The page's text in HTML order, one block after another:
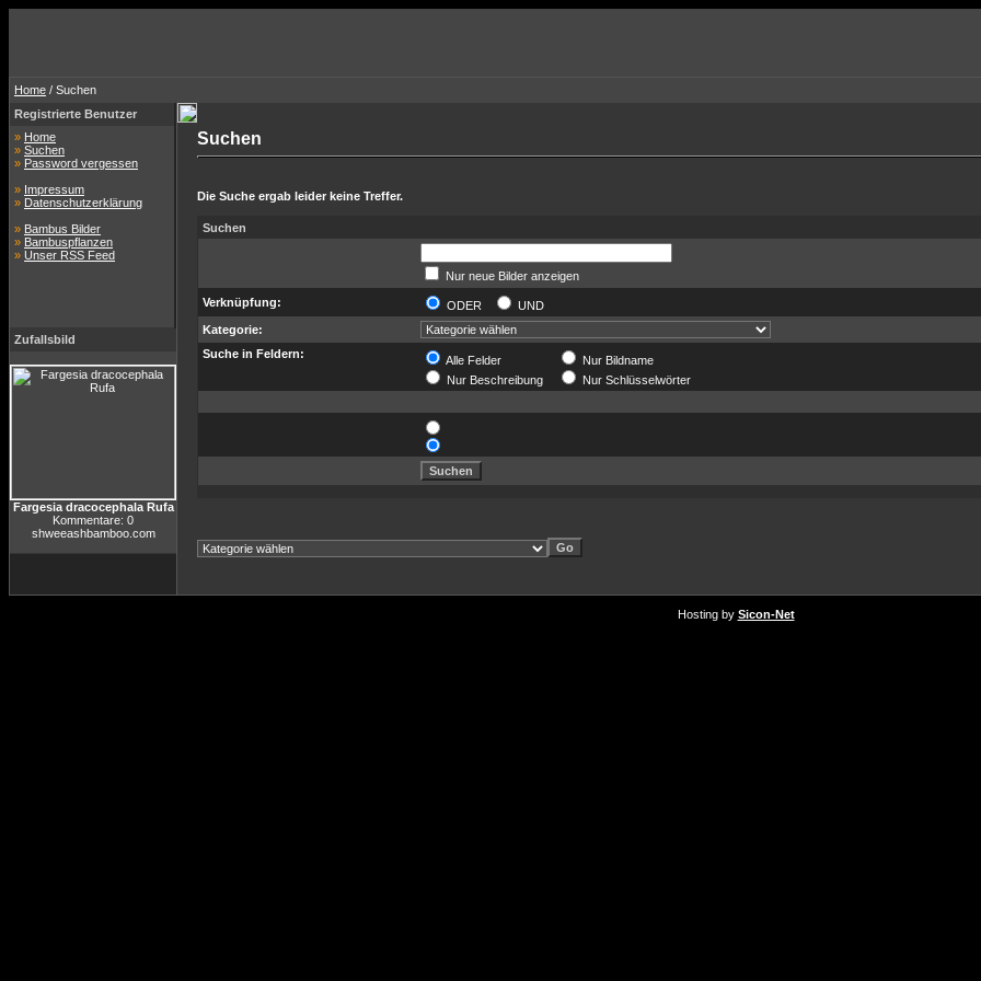
Home / Suchen
Registrierte Benutzer
» Home
» Suchen
» Password vergessen
» Impressum
» Datenschutzerklärung
» Bambus Bilder
» Bambuspflanzen
» Unser RSS Feed
Zufallsbild
Fargesia dracocephala Rufa
Kommentare: 0
shweeashbamboo.com
Suchen
Die Suche ergab leider keine Treffer.
Suchen
Nur neue Bilder anzeigen
Verknüpfung:
ODER
UND
Kategorie:
Suche in Feldern:
Alle Felder
Nur Bildname
Nur Beschreibung
Nur Schlüsselwörter
Hosting by Sicon-Net